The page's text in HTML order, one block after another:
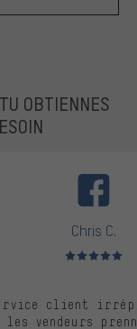
OBTIENNES
Chris C.
Note moyenne :
client
les vendeurs